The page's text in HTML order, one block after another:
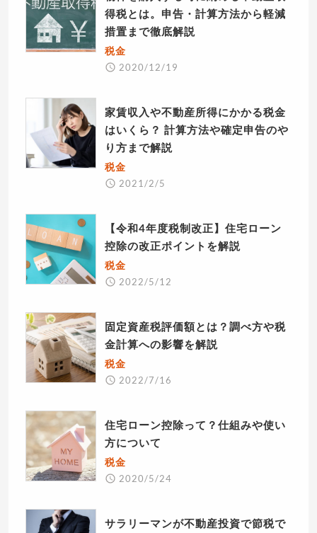
得税とは。申告・計算方法から軽減
措置まで徹底解説
税金
2020/12/19
家賃収入や不動産所得にかかる税金
はいくら？ 計算方法や確定申告のや
り方まで解説
税金
2021/2/5
【令和4年度税制改正】住宅ローン
控除の改正ポイントを解説
税金
2022/5/12
固定資産税評価額とは？調べ方や税
金計算への影響を解説
税金
2022/7/16
住宅ローン控除って？仕組みや使い
方について
税金
2020/5/24
サラリーマンが不動産投資で節税で